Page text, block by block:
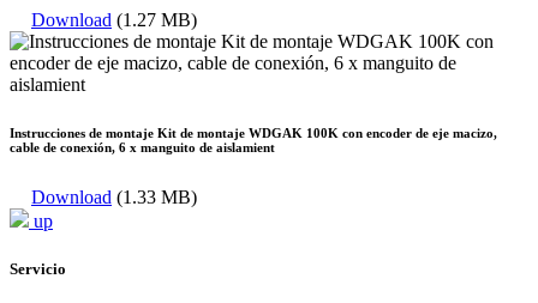
Download (1.27 MB)
Instrucciones de montaje Kit de montaje WDGAK 100K con encoder de eje macizo,
cable de conexión, 6 x manguito de aislamient
Download (1.33 MB)
up
Servicio